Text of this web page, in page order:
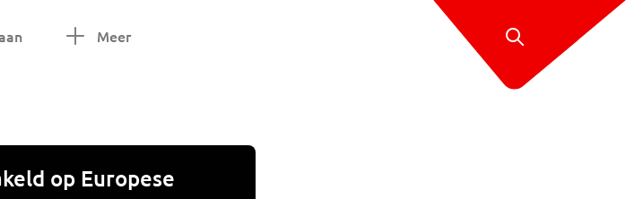
Meer
op Europese